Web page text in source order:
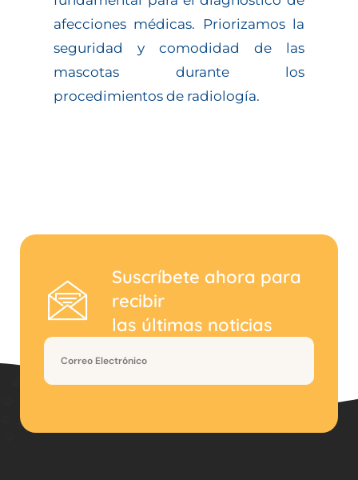
afecciones médicas. Priorizamos la
seguridad y comodidad de las
mascotas durante los
procedimientos de radiología.
Suscríbete ahora para
recibir
las últimas noticias